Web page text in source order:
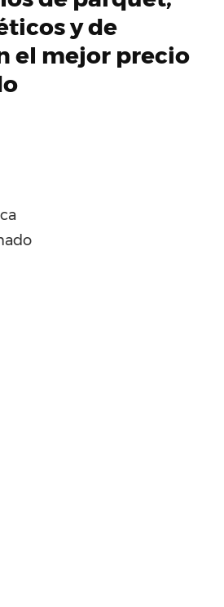
y de
el mejor precio